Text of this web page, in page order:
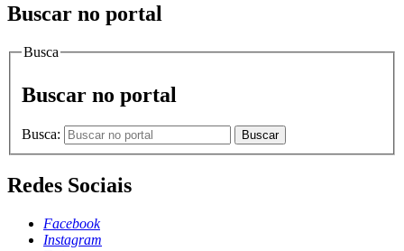
Buscar no portal
Busca
Buscar no portal
Busca: Buscar
Redes Sociais
Facebook
Instagram